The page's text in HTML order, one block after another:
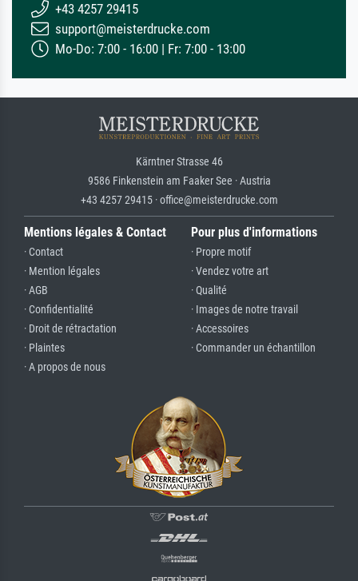
+43 4257 29415
support@meisterdrucke.com
Mo-Do: 7:00 - 16:00 | Fr: 7:00 - 13:00
Kärntner Strasse 46
9586 Finkenstein am Faaker See · Austria
+43 4257 29415 · office@meisterdrucke.com
Mentions légales & Contact
· Contact
· Mention légales
· AGB
· Confidentialité
· Droit de rétractation
· Plaintes
· A propos de nous
Pour plus d'informations
· Propre motif
· Vendez votre art
· Qualité
· Images de notre travail
· Accessoires
· Commander un échantillon